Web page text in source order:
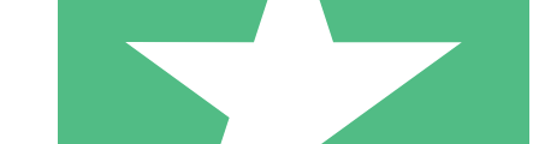
Paga según el uso con créditos de descarga. Sin compromiso